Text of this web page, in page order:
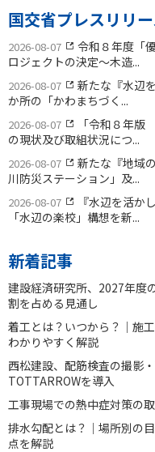
国交省プレスリリ
2026-08-07
令和８年度「
ロジェクトの決定〜木造...
2026-08-07
新たな『水辺
か所の「かわまちづく...
2026-08-07
「令和８年
の現状及び取組状況につ...
2026-08-07
新たな『地域
川防災ステーション」及...
2026-08-07
『水辺を活か
「水辺の楽校」構想を新...
新着記事
建設経済研究所、2027年度
割を占める見通し
着工とは？いつから？｜施
わかりやすく解説
西松建設、配筋検査の撮影
TOTTARROWを導入
工事現場での熱中症対策の
排水勾配とは？｜場所別の
点を解説